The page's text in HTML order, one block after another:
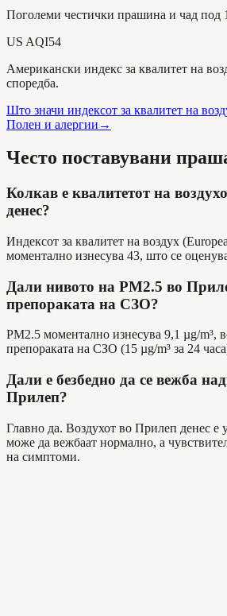
Поголеми честички прашина и чад под
US AQI54
Американски индекс за квалитет на
споредба.
Што значи индексот за квалитет на
Полен и алергии →
Често поставувани
Колкав е квалитетот на
денес?
Индексот за квалитет на воздух
моментално изнесува 43, што се
Дали нивото на PM2.5 во
препораката на СЗО?
PM2.5 моментално изнесува 9,1 µg/m³,
препораката на СЗО (15 µg/m³ за 24
Дали е безбедно да се вежба
Прилеп?
Главно да. Воздухот во Прилеп денес е
може да вежбаат нормално, а
на симптоми.